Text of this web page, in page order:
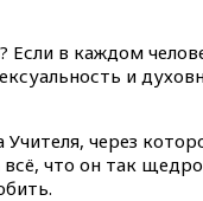
в каждом
и
через
что он так